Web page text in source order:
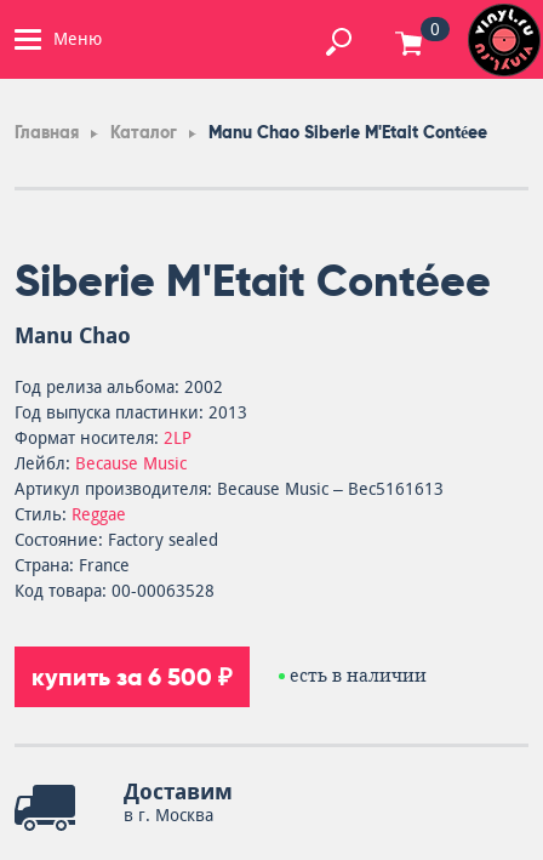
Меню 0
Главная Каталог Manu Chao Siberie M'Etait Contéee
Siberie M'Etait Contéee
Manu Chao
Год релиза альбома: 2002
Год выпуска пластинки: 2013
Формат носителя: 2LP
Лейбл: Because Music
Артикул производителя: Because Music – Bec5161613
Стиль: Reggae
Состояние: Factory sealed
Страна: France
Код товара: 00-00063528
купить за 6 500 ₽ есть в наличии
Доставим
в г. Москва